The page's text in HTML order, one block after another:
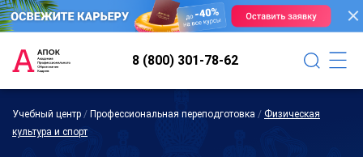
8 (800) 301-78-62
Учебный центр / Профессиональная переподготовка / Физическая
культура и спорт